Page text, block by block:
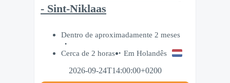
- Sint-Niklaas
Dentro de aproximadamente 2 meses
Cerca de 2 horas
Em Holandês
2026-09-24T14:00:00+0200